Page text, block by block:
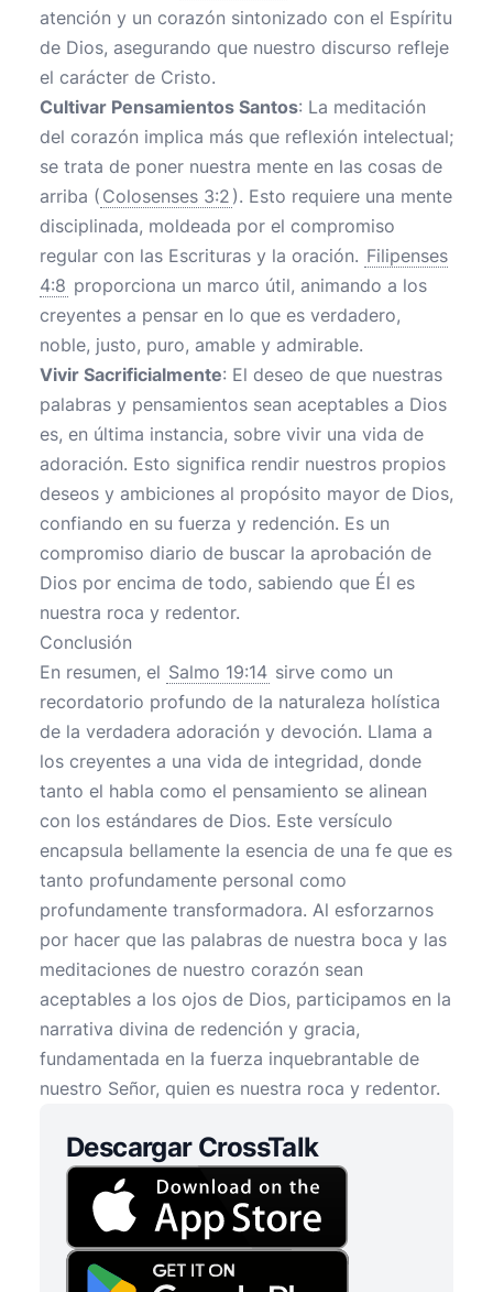
atención y un corazón sintonizado con el Espíritu
de Dios, asegurando que nuestro discurso refleje
el carácter de Cristo.
Cultivar Pensamientos Santos: La meditación
del corazón implica más que reflexión intelectual;
se trata de poner nuestra mente en las cosas de
arriba ( Colosenses 3:2 ). Esto requiere una mente
disciplinada, moldeada por el compromiso
regular con las Escrituras y la oración. Filipenses
4:8 proporciona un marco útil, animando a los
creyentes a pensar en lo que es verdadero,
noble, justo, puro, amable y admirable.
Vivir Sacrificialmente: El deseo de que nuestras
palabras y pensamientos sean aceptables a Dios
es, en última instancia, sobre vivir una vida de
adoración. Esto significa rendir nuestros propios
deseos y ambiciones al propósito mayor de Dios,
confiando en su fuerza y redención. Es un
compromiso diario de buscar la aprobación de
Dios por encima de todo, sabiendo que Él es
nuestra roca y redentor.
Conclusión
En resumen, el Salmo 19:14 sirve como un
recordatorio profundo de la naturaleza holística
de la verdadera adoración y devoción. Llama a
los creyentes a una vida de integridad, donde
tanto el habla como el pensamiento se alinean
con los estándares de Dios. Este versículo
encapsula bellamente la esencia de una fe que es
tanto profundamente personal como
profundamente transformadora. Al esforzarnos
por hacer que las palabras de nuestra boca y las
meditaciones de nuestro corazón sean
aceptables a los ojos de Dios, participamos en la
narrativa divina de redención y gracia,
fundamentada en la fuerza inquebrantable de
nuestro Señor, quien es nuestra roca y redentor.
Descargar CrossTalk